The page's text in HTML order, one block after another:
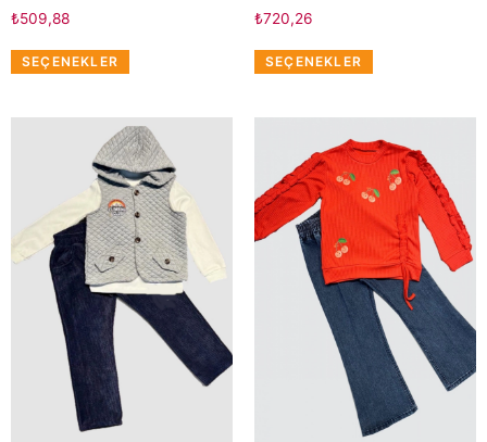
₺509,88
SEÇENEKLER
₺720,26
SEÇENEKLER